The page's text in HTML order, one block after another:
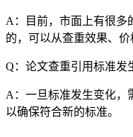
A：目前，市面上有很多
的，可以从查重效果、价
Q：论文查重引用标准发
A：一旦标准发生变化，
以确保符合新的标准。